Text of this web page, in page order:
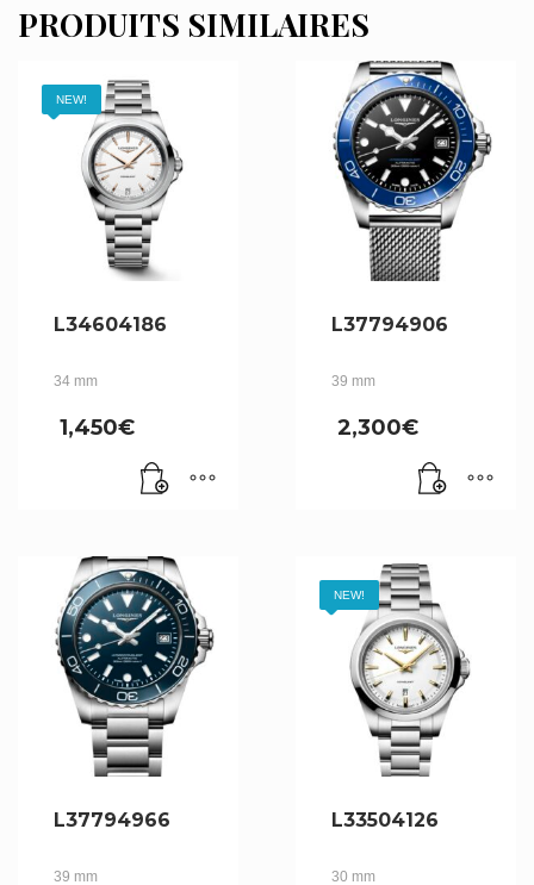
PRODUITS SIMILAIRES
NEW!
L34604186
34 mm
1,450€
L37794906
39 mm
2,300€
L37794966
39 mm
NEW!
L33504126
30 mm